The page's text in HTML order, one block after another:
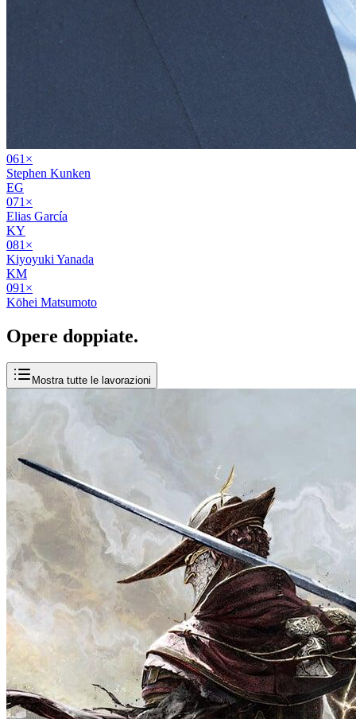
061 ×
Stephen Kunken
EG
071 ×
Elias García
KY
081 ×
Kiyoyuki Yanada
KM
091 ×
Kōhei Matsumoto
Opere doppiate.
Mostra tutte le lavorazioni